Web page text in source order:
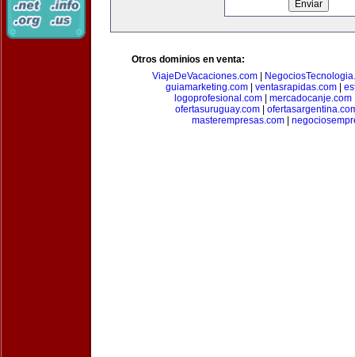
Otros dominios en venta:
ViajeDeVacaciones.com
guiamarketing.com| ventasrapidas.com|
logoprofesional.com
mercadocanje.com
ofertasuruguay.com|
masterempresas.com|